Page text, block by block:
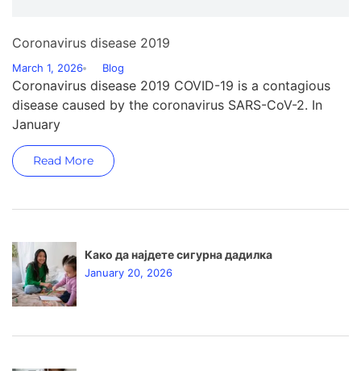
Coronavirus disease 2019
March 1, 2026 Blog
Coronavirus disease 2019 COVID-19 is a contagious
disease caused by the coronavirus SARS-CoV-2. In
January
Read More
Како да најдете сигурна дадилка
January 20, 2026